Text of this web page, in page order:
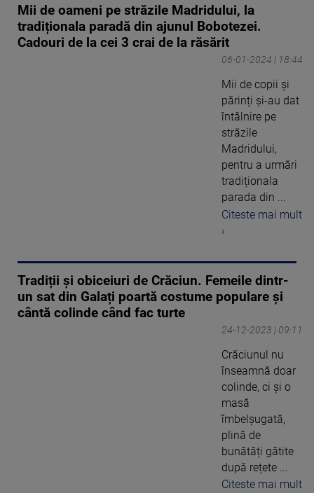
Mii de oameni pe străzile Madridului, la
tradiționala paradă din ajunul Bobotezei.
Cadouri de la cei 3 crai de la răsărit
06-01-2024 | 18:44
Mii de copii și
părinți și-au dat
întâlnire pe
străzile
Madridului,
pentru a urmări
tradiționala
parada din ...
Citeste mai mult
›
Tradiții și obiceiuri de Crăciun. Femeile dintr-
un sat din Galați poartă costume populare și
cântă colinde când fac turte
24-12-2023 | 09:11
Crăciunul nu
înseamnă doar
colinde, ci și o
masă
îmbelșugată,
plină de
bunătăți gătite
după rețete ...
Citeste mai mult